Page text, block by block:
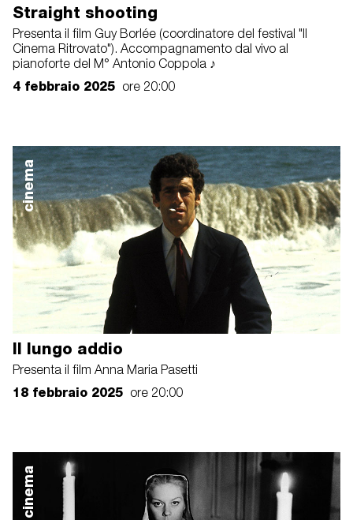
Straight shooting
Presenta il film Guy Borlée (coordinatore del festival "Il
Cinema Ritrovato"). Accompagnamento dal vivo al
pianoforte del M° Antonio Coppola ♪
4 febbraio 2025 ore 20:00
cinema
Il lungo addio
Presenta il film Anna Maria Pasetti
18 febbraio 2025 ore 20:00
cinema